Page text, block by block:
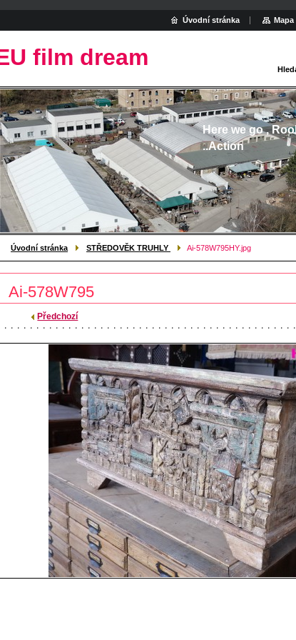
film dream
Here we go ,
..Action
Úvodní stránka STŘEDOVĚK TRUHLY Ai-578W795HY.jpg
Ai-578W795
Předchozí
Úvodní stránka